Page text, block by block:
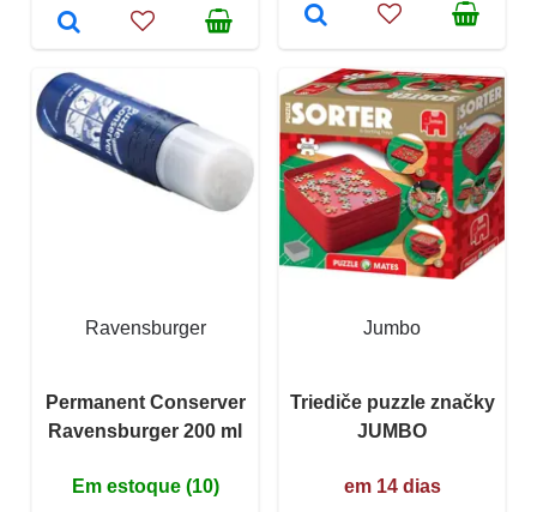
Ravensburger
Permanent Conserver
Ravensburger 200 ml
Em estoque (10)
Jumbo
Triediče puzzle značky
JUMBO
em 14 dias